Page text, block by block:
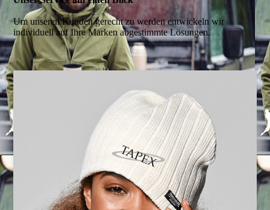
Um unseren Kunden gerecht zu werden entwickeln wir
individuell auf Ihre Marken abgestimmte Lösungen.